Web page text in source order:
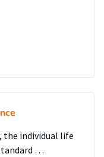
individual life
…